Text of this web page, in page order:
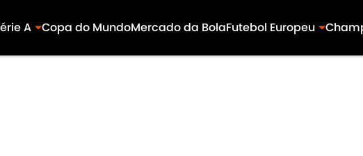
A Copa do MundoMercado da BolaFutebol Europeu